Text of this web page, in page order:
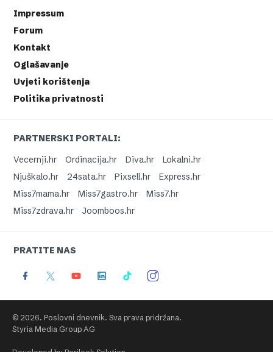
Impressum
Forum
Kontakt
Oglašavanje
Uvjeti korištenja
Politika privatnosti
PARTNERSKI PORTALI:
Vecernji.hr
Ordinacija.hr Diva.hr
Lokalni.hr
Njuškalo.hr
24sata.hr Pixsell.hr
Express.hr
Miss7mama.hr
Miss7gastro.hr
Miss7.hr
Miss7zdrava.hr
Joomboos.hr
PRATITE NAS
© 2026. Poslovni dnevnik. Sva prava pridržana.
Styria Media Group AG